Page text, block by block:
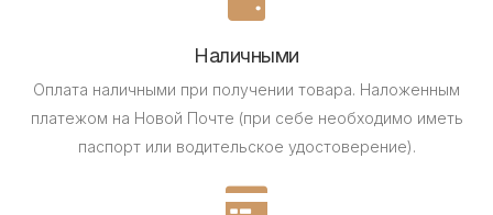
Наличными
Оплата наличными при получении товара. Наложенным
платежом на Новой Почте (при себе необходимо иметь
паспорт или водительское удостоверение).